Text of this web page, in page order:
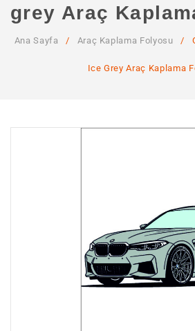
Hakkımızda
grey Araç
Ana Sayfa / Araç Kaplama Folyosu /
Ice Grey Araç Kaplama